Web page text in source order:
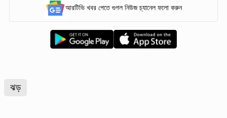
আরটিভি খবর পেতে গুগল নিউজ চ্যানেল ফলো করুন
ঝড়